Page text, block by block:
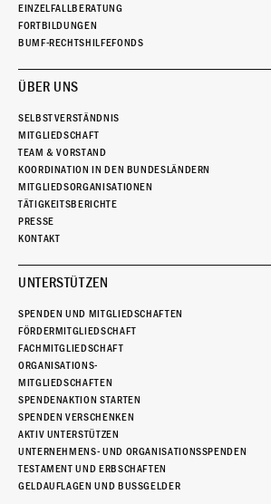
EINZELFALLBERATUNG
FORTBILDUNGEN
BUMF-RECHTSHILFEFONDS
ÜBER UNS
SELBSTVERSTÄNDNIS
MITGLIEDSCHAFT
TEAM & VORSTAND
KOORDINATION IN DEN BUNDESLÄNDERN
MITGLIEDSORGANISATIONEN
TÄTIGKEITSBERICHTE
PRESSE
KONTAKT
UNTERSTÜTZEN
SPENDEN UND MITGLIEDSCHAFTEN
FÖRDERMITGLIEDSCHAFT
FACHMITGLIEDSCHAFT
ORGANISATIONS-
MITGLIEDSCHAFTEN
SPENDENAKTION STARTEN
SPENDEN VERSCHENKEN
AKTIV UNTERSTÜTZEN
UNTERNEHMENS- UND ORGANISATIONSSPENDEN
TESTAMENT UND ERBSCHAFTEN
GELDAUFLAGEN UND BUSSGELDER